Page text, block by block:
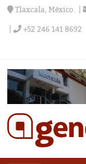
Tlaxcala, México.
+52 246 141 8692